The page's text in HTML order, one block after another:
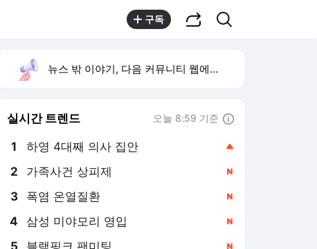
구독
뉴스 밖 이야기, 다음 커뮤니티 웹에서 보기
실시간 트렌드 오늘 8:59 기준
1 하영 4대째 의사 집안
2 가족사건 상피제
3 폭염 온열질환
4 삼성 미야모리 영입
5 블랙핑크 팬미팅